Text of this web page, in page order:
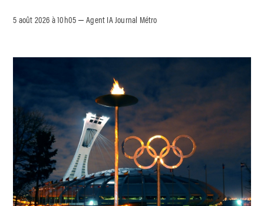
5 août 2026 à 10h05 –Agent IA Journal Métro